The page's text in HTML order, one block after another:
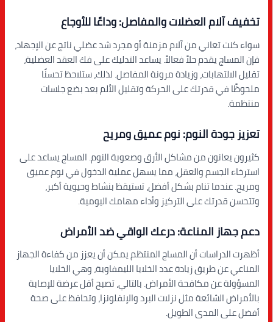
تخفيف آلام العضلات والمفاصل: وداعًا للأوجاع
سواء كنت تعاني من آلام مزمنة أو مجرد شد عضلي ناتج عن الإجهاد،
فإن المساج يقدم حلاً فعالاً. يساعد التدليك على فك العقد العضلية،
تقليل الالتهابات، وزيادة مرونة المفاصل. لذلك، ستلاحظ تحسنًا
ملحوظًا في قدرتك على الحركة وتقليل الألم بعد بضع جلسات
منتظمة.
تعزيز جودة النوم: نوم عميق ومريح
كثيرون يعانون من مشاكل الأرق وصعوبة النوم. المساج يساعد على
استرخاء الجسم والعقل، مما يسهل عملية الدخول في نوم عميق
ومريح. عندما تنام بشكل أفضل، تستيقظ بنشاط وحيوية أكبر،
وتتحسن قدرتك على التركيز وأداء مهامك اليومية.
دعم جهاز المناعة: درعك الواقي ضد الأمراض
أظهرت الدراسات أن المساج المنتظم يمكن أن يعزز من كفاءة الجهاز
المناعي عن طريق زيادة عدد الخلايا الليمفاوية، وهي الخلايا
المسؤولة عن مكافحة الأمراض. بالتالي، تصبح أقل عرضة للإصابة
بالأمراض الشائعة مثل نزلات البرد والإنفلونزا، وتحافظ على صحة
أفضل على المدى الطويل.